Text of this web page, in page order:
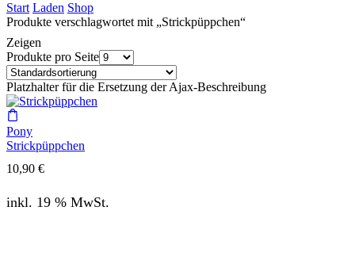
Start Laden Shop
Produkte verschlagwortet mit „Strickpüppchen“
Zeigen
Produkte pro Seite
Platzhalter für die Ersetzung der Ajax-Beschreibung
Pony
Strickpüppchen
10,90 €
inkl. 19 % MwSt.